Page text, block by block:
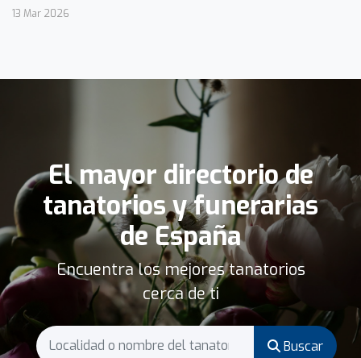
13 Mar 2026
El mayor directorio de
tanatorios y funerarias
de España
Encuentra los mejores tanatorios
cerca de ti
Buscar